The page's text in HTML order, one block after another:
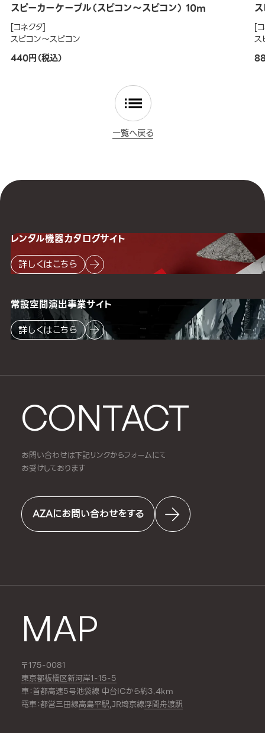
スピーカーケーブル（スピコン～スピコン） 10m
[コネクタ]
スピコン～スピコン
440円（税込）
[
ス
一覧へ戻る
CONTACT
お問い合わせは下記リンクからフォームにて
お受けしております
AZAにお問い合わせをする
MAP
〒175-0081
東京都板橋区新河岸1-15-5
車：首都高速5号池袋線 中台ICから約3.4km
電車：都営三田線高島平駅,JR埼京線浮間舟渡駅
レンタル機器カタログサイト
詳しくはこちら
常設空間演出事業サイト
詳しくはこちら